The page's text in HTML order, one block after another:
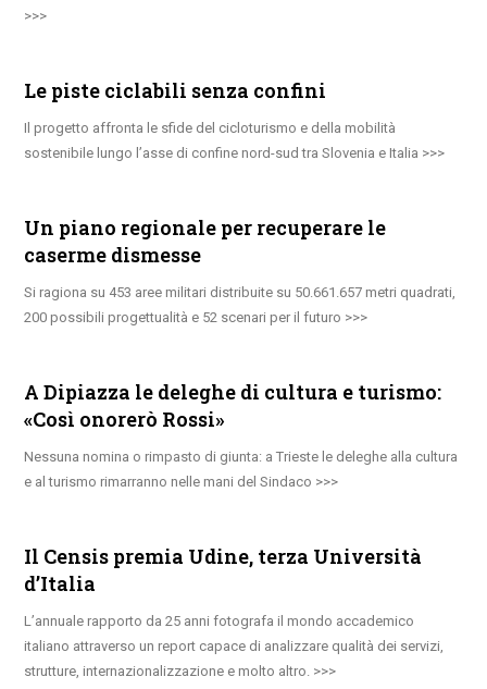
Le piste ciclabili senza confini
Il progetto affronta le sfide del cicloturismo e della mobilità
sostenibile lungo l’asse di confine nord-sud tra Slovenia e Italia
Un piano regionale per recuperare le
caserme dismesse
Si ragiona su 453 aree militari distribuite su 50.661.657 metri quadrati,
200 possibili progettualità e 52 scenari per il futuro
A Dipiazza le deleghe di cultura e turismo:
«Così onorerò Rossi»
Nessuna nomina o rimpasto di giunta: a Trieste le deleghe alla cultura
e al turismo rimarranno nelle mani del Sindaco
Il Censis premia Udine, terza Università
d’Italia
L’annuale rapporto da 25 anni fotografa il mondo accademico
italiano attraverso un report capace di analizzare qualità dei servizi,
strutture, internazionalizzazione e molto altro.